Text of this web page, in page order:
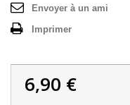
Envoyer à un ami
Imprimer
6,90 €